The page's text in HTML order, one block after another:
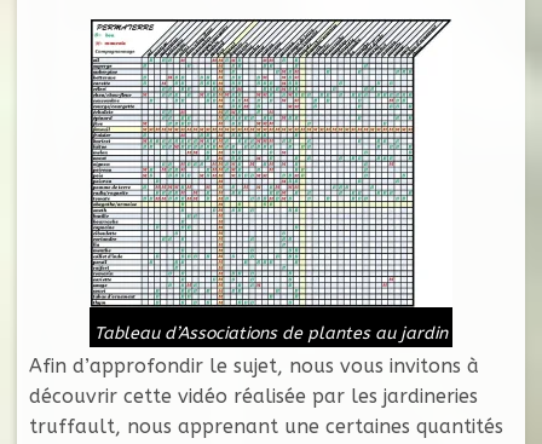
Tableau d’Associations de plantes au jardin
Afin d’approfondir le sujet, nous vous invitons à
découvrir cette vidéo réalisée par les jardineries
truffault, nous apprenant une certaines quantités